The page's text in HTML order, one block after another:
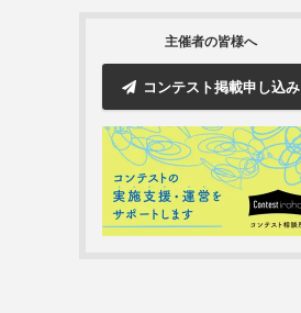
主催者の皆様へ
コンテスト掲載申し込み